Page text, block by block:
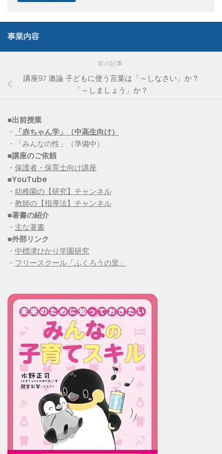
事業内容
前の記事
講座97 激論 子どもに使う言葉は「～しなさい」か？
「～しましょう」か？
■出前授業
・
「赤ちゃん学」（中高生向け）
・「みんなの性」（準備中）
■講座のご依頼
・ 保護者・保育士向け講座
■YouTube
・ 幼稚園の【研究】チャンネル
・ 教師の【指導法】チャンネル
■著書の紹介
・ 主な著書
■外部リンク
・ 中標津ひかり学園研究
・ フリースクール「ふくろうの里」